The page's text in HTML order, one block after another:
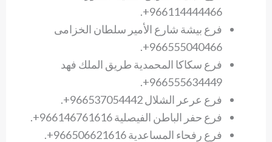
966114444466+.
فرع بيشة شارع الأمير سلطان الخزامى
966555040466+.
فرع سكاكا المحمدية طريق الملك فهد
966555634449+.
فرع عرعر الشلال 966537054442+.
فرع حفر الباطن الفيصلية 966146761616+.
فرع رفحاء المساعدية 966506621616+.